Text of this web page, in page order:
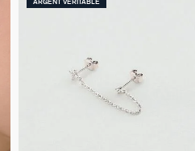
ARGENT VÉRITABLE